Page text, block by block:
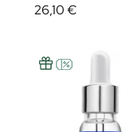
26,10 €